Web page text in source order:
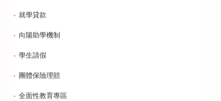
就學貸款
向陽助學機制
學生請假
團體保險理賠
全面性教育專區